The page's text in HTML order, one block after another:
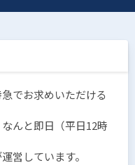
でお求めいただける
んと即日（平日12時
営しています。